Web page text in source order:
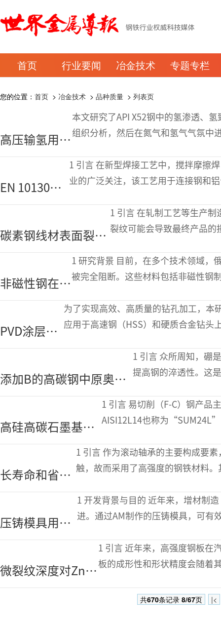
首页 行业要闻 冶金技术 专题专栏
您的位置： 首页 > 冶金技术 > 品种质量 > 列表页
高压输氢用
API X52钢的
本文研究了API X52钢中的氢渗透、
组织分析，然后在氮气和氢气气氛中
EN 10130低
碳钢的搅拌
1 引言 在新型焊接工艺中，搅拌摩擦焊（FSW）受到了包括汽车行业在内的众多行
业的广泛关注，该工艺用于连接钢和
碳素钢线材表面裂纹
检测用主动式电磁感
应红外热成像技术
1 引言 在轧制工艺等生产制造过程中，碳素钢线材上频繁出现的微小表面
裂纹可能会导致最终产品的
非磁性钢在俄
罗斯油气行业
1 研究背景 目前，在多个技术领域，俄罗斯企业从欧盟和美国直接进口材料的渠道
被完全阻断。这些材料包括非磁性钢
PVD涂层钻
头切削性能
为了实现高效、高质量的钻孔加工，本
应用于高速钢（HSS）和硬质合金钻头
添加B的高碳钢中原奥氏
体晶界的偏析行为和基于
CALPHAD方法的热力学
分析
1 引言 众所周知，硼是一种在晶界上高度偏析的元素，少量添加可
提高钢的淬透性。这
还能提
高硅高碳石墨基易
切削钢轮廓车削的
1 引言 易切削（F-C）钢产品主要以钢条或钢棒的形式制造。F-C钢中，
AISI12L14也称为“SUM24L”
长寿命和省资
源轴承用中碳
1 引言 作为滚动轴承的主要构成要素，滚道和滚动体在数GPa的高面压下会反复接
触，故而采用了高强度的钢铁材料
压铸模具用金
属增材制造粉
1 开发背景与目的 近年来，增材制造（AM）在复杂形状压铸模具中的应用不断推
进。通过AM制作的压铸模具，可有
微裂纹深度对Zn-
Ni镀层冲压硬化钢
1 引言 近年来，高强度钢板在汽车车身中的应用也越来越多。一般来说，钢
板的成形性和形状精度会随着
|<
共670条记录 8/67页